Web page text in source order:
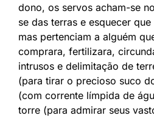
dono, os servos acham-se
se das terras e esquecer
mas pertenciam a alguém
comprara, fertilizara,
intrusos e delimitação de
(para tirar o precioso suco
(com corrente límpida de
torre (para admirar seus